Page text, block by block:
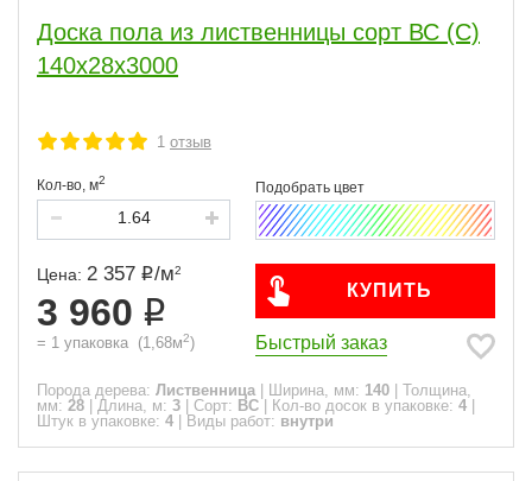
Доска пола из лиственницы сорт ВС (С)
140x28x3000
1 отзыв
Кол-во, м2
Цена: 2 357 /м2
3 960
= 1 упаковка (1,68м2)
КУПИТЬ
Быстрый заказ
Порода дерева: Лиственница Ширина, мм: 140
Толщина,
мм: 28 Длина, м: 3 Сорт: ВС Кол-во досок в упаковке: 4
Штук в упаковке: 4 Виды работ: внутри